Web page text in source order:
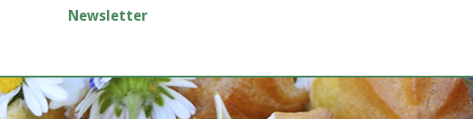
Newsletter